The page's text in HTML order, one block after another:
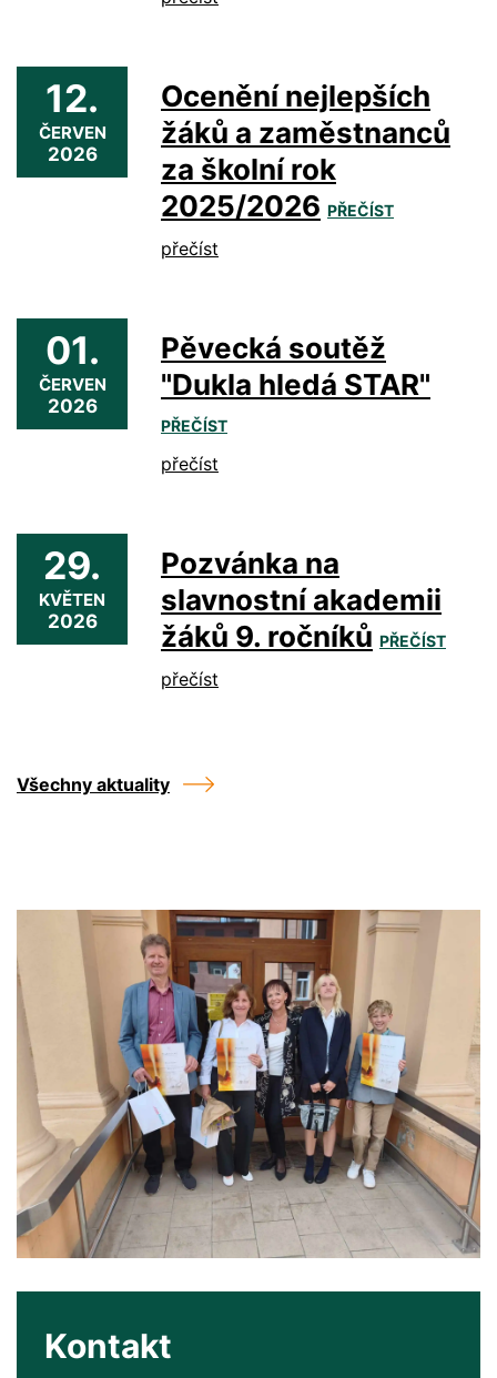
12.
ČERVEN
2026
Ocenění nejlepších
žáků a zaměstnanců
za školní rok
2025/2026 PŘEČÍST
přečíst
01.
ČERVEN
2026
Pěvecká soutěž
"Dukla hledá STAR"
PŘEČÍST
přečíst
29.
KVĚTEN
2026
Pozvánka na
slavnostní akademii
žáků 9. ročníků PŘEČÍST
přečíst
Všechny aktuality
Kontakt